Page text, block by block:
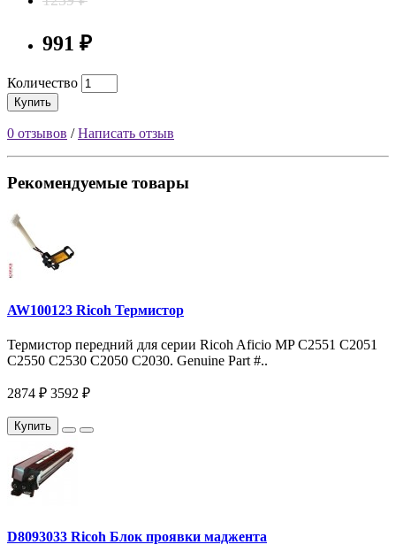
991 ₽
Количество
Купить
0 отзывов /Написать отзыв
Рекомендуемые товары
AW100123 Ricoh Термистор
Термистор передний для серии Ricoh Aficio MP С2551 С2051
C2550 C2530 C2050 C2030. Genuine Part #..
2874 ₽ 3592 ₽
Купить
D8093033 Ricoh Блок проявки маджента